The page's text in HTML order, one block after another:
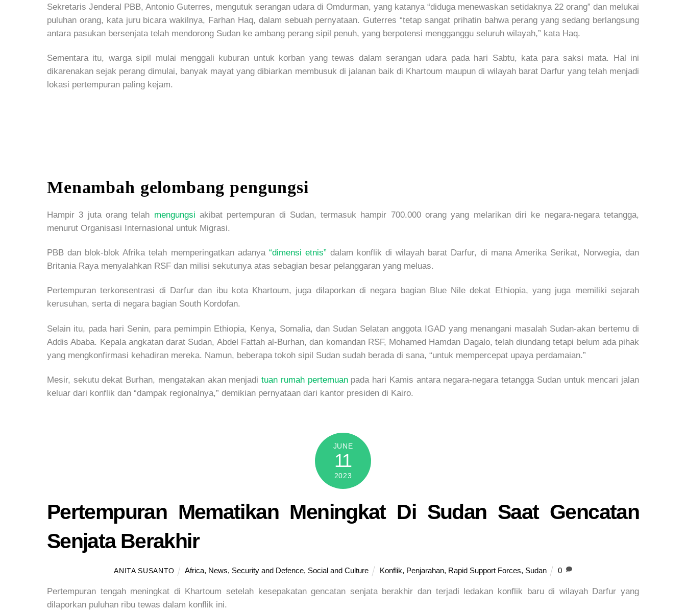
Sekretaris Jenderal PBB, Antonio Guterres, mengutuk serangan udara di Omdurman, yang katanya “diduga menewaskan setidaknya 22 orang” dan melukai
puluhan orang, kata juru bicara wakilnya, Farhan Haq, dalam sebuah pernyataan. Guterres “tetap sangat prihatin bahwa perang yang sedang berlangsung
antara pasukan bersenjata telah mendorong Sudan ke ambang perang sipil penuh, yang berpotensi mengganggu seluruh wilayah,” kata Haq.
Sementara itu, warga sipil mulai menggali kuburan untuk korban yang tewas dalam serangan udara pada hari Sabtu, kata para saksi mata. Hal ini
dikarenakan sejak perang dimulai, banyak mayat yang dibiarkan membusuk di jalanan baik di Khartoum maupun di wilayah barat Darfur yang telah menjadi
lokasi pertempuran paling kejam.
Menambah gelombang pengungsi
Hampir 3 juta orang telah mengungsi akibat pertempuran di Sudan, termasuk hampir 700.000 orang yang melarikan diri ke negara-negara tetangga,
menurut Organisasi Internasional untuk Migrasi.
PBB dan blok-blok Afrika telah memperingatkan adanya “dimensi etnis” dalam konflik di wilayah barat Darfur, di mana Amerika Serikat, Norwegia, dan
Britania Raya menyalahkan RSF dan milisi sekutunya atas sebagian besar pelanggaran yang meluas.
Pertempuran terkonsentrasi di Darfur dan ibu kota Khartoum, juga dilaporkan di negara bagian Blue Nile dekat Ethiopia, yang juga memiliki sejarah
kerusuhan, serta di negara bagian South Kordofan.
Selain itu, pada hari Senin, para pemimpin Ethiopia, Kenya, Somalia, dan Sudan Selatan anggota IGAD yang menangani masalah Sudan-akan bertemu di
Addis Ababa. Kepala angkatan darat Sudan, Abdel Fattah al-Burhan, dan komandan RSF, Mohamed Hamdan Dagalo, telah diundang tetapi belum ada pihak
yang mengkonfirmasi kehadiran mereka. Namun, beberapa tokoh sipil Sudan sudah berada di sana, “untuk mempercepat upaya perdamaian.”
Mesir, sekutu dekat Burhan, mengatakan akan menjadituan rumah pertemuanpada hari Kamis antara negara-negara tetangga Sudan untuk mencari jalan
keluar dari konflik dan “dampak regionalnya,” demikian pernyataan dari kantor presiden di Kairo.
JUNE
11
2023
Pertempuran Mematikan Meningkat Di Sudan Saat Gencatan
Senjata Berakhir
ANITA SUSANTO Africa, News, Security and Defence, Social and Culture Konflik, Penjarahan, Rapid Support Forces, Sudan 0
Pertempuran tengah meningkat di Khartoum setelah kesepakatan gencatan senjata berakhir dan terjadi ledakan konflik baru di wilayah Darfur yang
dilaporkan puluhan ribu tewas dalam konflik ini.